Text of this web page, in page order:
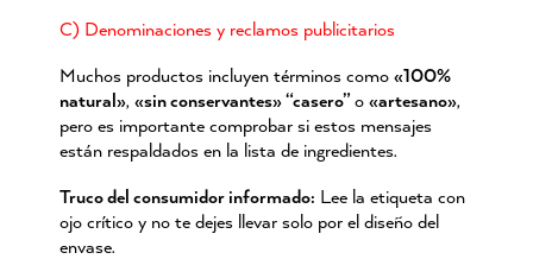
C) Denominaciones y reclamos publicitarios
Muchos productos incluyen términos como«100%
natural», «sin conservantes» “casero”o«artesano»,
pero es importante comprobar si estos mensajes
están respaldados en la lista de ingredientes.
Truco del consumidor informado: Lee la etiqueta con
ojo crítico y no te dejes llevar solo por el diseño del
envase.